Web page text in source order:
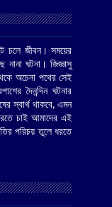
চলে জীবন। সময়ের
নানা ঘটনা। জিজ্ঞাসু
অচেনা পথের সেই
দৈনন্দিন ঘটনার
স্বার্থ থাকবে, এমন
চাই আমাদের এই
পরিচয় তুলে ধরতে